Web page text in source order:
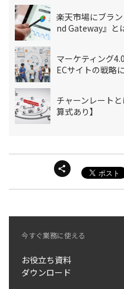
楽天市場にブラ
nd Gateway』と
マーケティング
ECサイトの戦略
チャーンレート
算式あり】
今すぐ業務に使える
お役立ち資料
ダウンロード